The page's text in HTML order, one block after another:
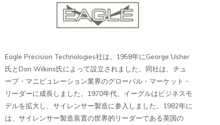
Eagle Precision Technologies社は、1958年にGeorge Usher
氏とDon Wilkins氏によって設立されました。同社は、チュ
ーブ・マニピュレーション業界のグローバル・マーケット・
リーダーに成長しました。1970年代、イーグルはビジネスモ
デルを拡大し、サイレンサー製造に参入しました。1982年に
は、サイレンサー製造装置の世界的リーダーである英国の